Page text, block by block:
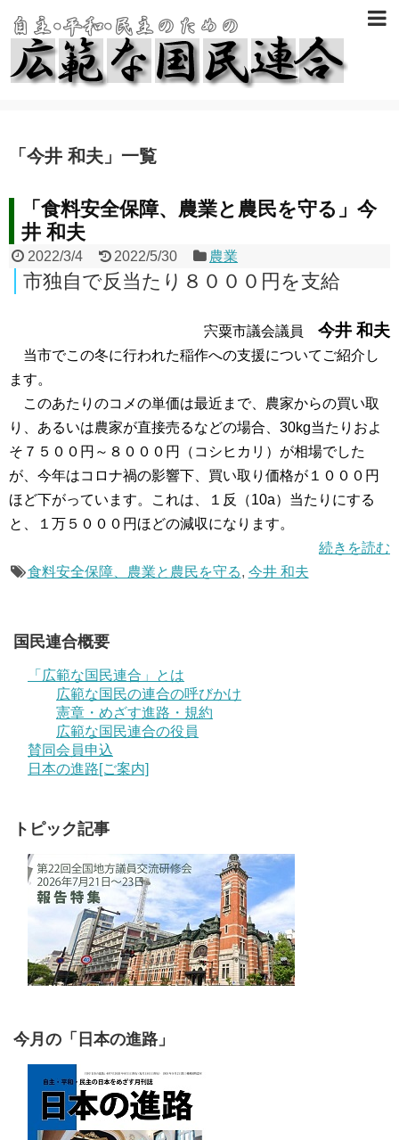
「 今井 和夫 」 一覧
「食料安全保障、農業と農民を守る」今
井 和夫
2022/3/4 2022/5/30 農業
市独自で反当たり８０００円を支給
宍粟市議会議員 今井 和夫
当市でこの冬に行われた稲作への支援についてご紹介し
ます。
このあたりのコメの単価は最近まで、農家からの買い取
り、あるいは農家が直接売るなどの場合、30‌kg当たりおよ
そ７５００円～８０００円（コシヒカリ）が相場でした
が、今年はコロナ禍の影響下、買い取り価格が１０００円
ほど下がっています。これは、１反（10‌a）当たりにする
と、１万５０００円ほどの減収になります。
続きを読む
食料安全保障、農業と農民を守る, 今井 和夫
国民連合概要
「広範な国民連合」とは
広範な国民の連合の呼びかけ
憲章・めざす進路・規約
広範な国民連合の役員
賛同会員申込
日本の進路[ご案内]
トピック記事
今月の「日本の進路」